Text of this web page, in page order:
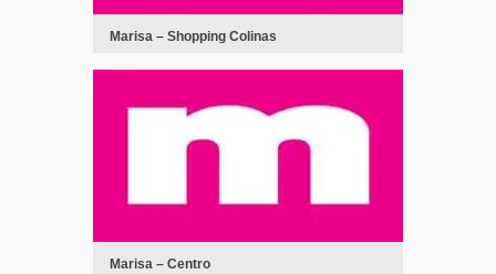
Marisa – Shopping Colinas
Marisa – Centro